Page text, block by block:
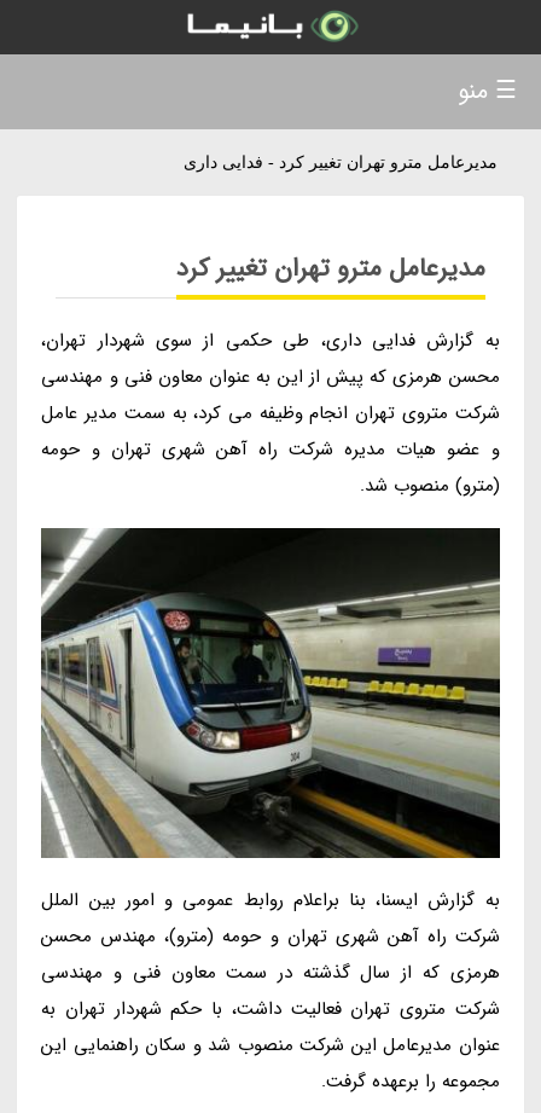
مدیرعامل مترو تهران تغییر کرد - فدایی داری
مدیرعامل مترو تهران تغییر کرد
به گزارش فدایی داری، طی حکمی از سوی شهردار تهران،
محسن هرمزی که پیش از این به عنوان معاون فنی و مهندسی
شرکت متروی تهران انجام وظیفه می کرد، به سمت مدیر عامل
و عضو هیات مدیره شرکت راه آهن شهری تهران و حومه
(مترو) منصوب شد.
به گزارش ایسنا، بنا براعلام روابط عمومی و امور بین الملل
شرکت راه آهن شهری تهران و حومه (مترو)، مهندس محسن
هرمزی که از سال گذشته در سمت معاون فنی و مهندسی
شرکت متروی تهران فعالیت داشت، با حکم شهردار تهران به
عنوان مدیرعامل این شرکت منصوب شد و سکان راهنمایی این
مجموعه را برعهده گرفت.
☰ منو